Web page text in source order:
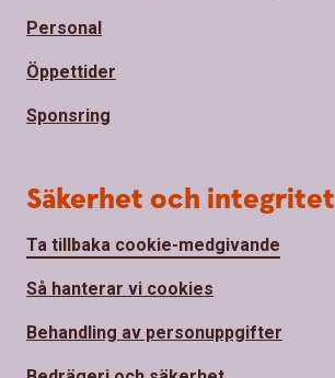
Personal
Öppettider
Sponsring
Säkerhet och integritet
Ta tillbaka cookie-medgivande
Så hanterar vi cookies
Behandling av personuppgifter